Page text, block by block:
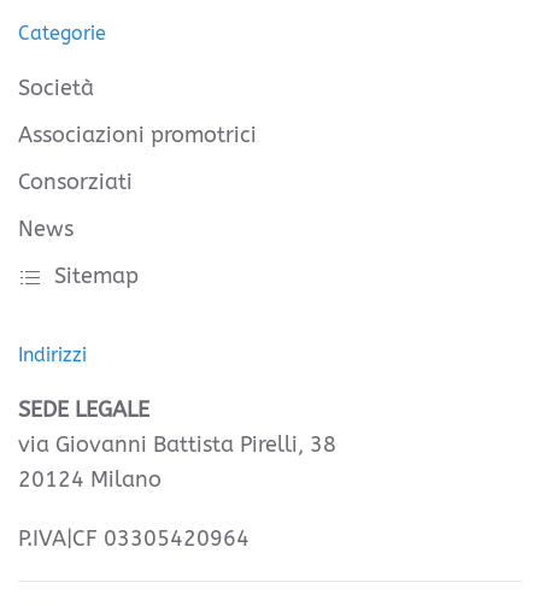
Categorie
Società
Associazioni promotrici
Consorziati
News
Sitemap
Indirizzi
SEDE LEGALE
via Giovanni Battista Pirelli, 38
20124 Milano
P.IVA|CF 03305420964